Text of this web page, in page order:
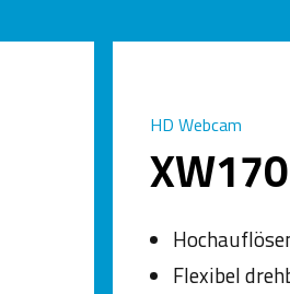
XW170
HD Webcam
Flexibel